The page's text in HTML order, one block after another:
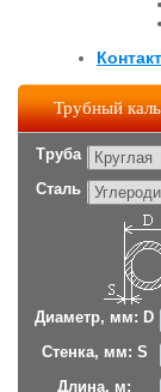
Трубный
Труба
Сталь
Диаметр, мм: D
Стенка, мм: S
Длина, м: